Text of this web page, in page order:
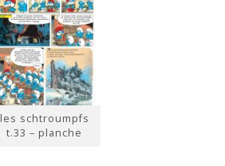
les schtroumpfs
t.33 – planche